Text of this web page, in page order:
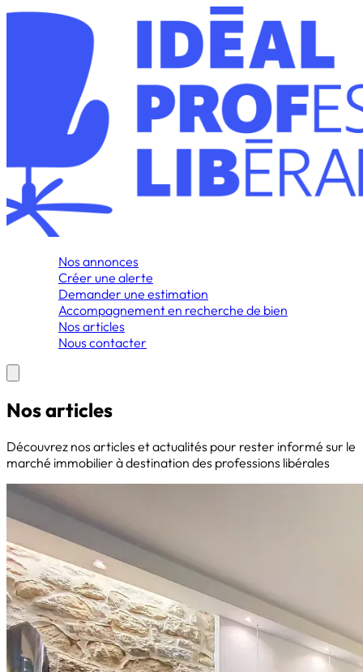
Nos annonces
Créer une alerte
Demander une estimation
Accompagnement en recherche de bien
Nos articles
Nous contacter
Nosarticles
Découvrez nos articles et actualités pour rester informé sur le
marché immobilier à destination des professions libérales